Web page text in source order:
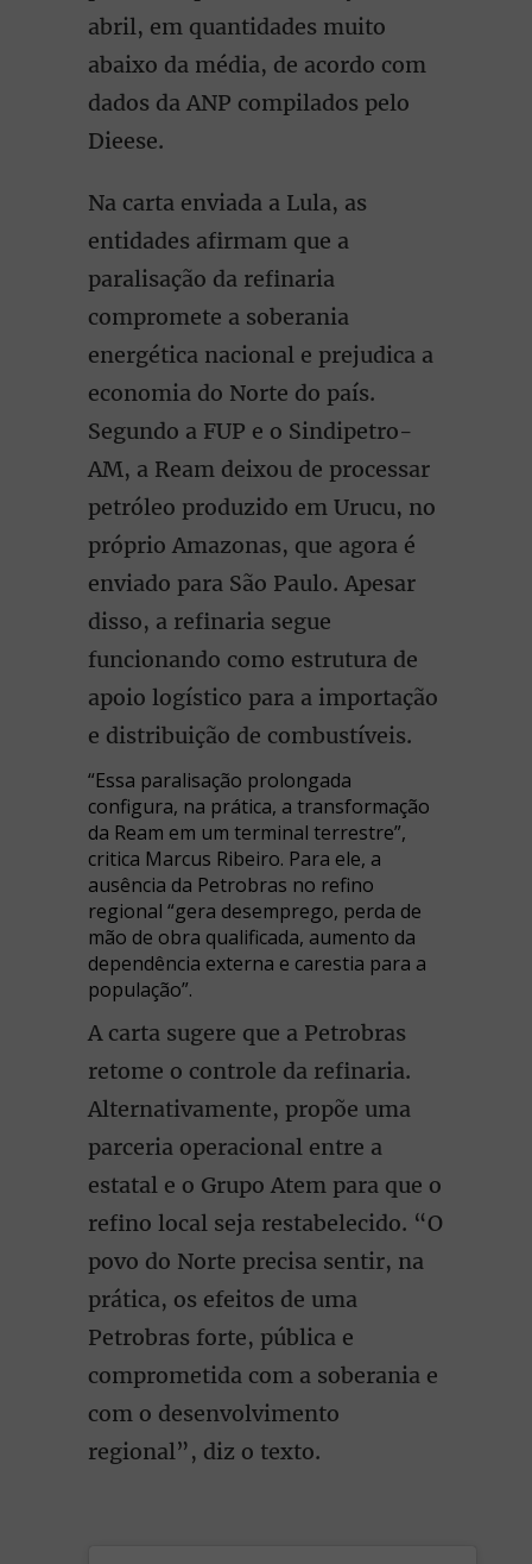
abril, em quantidades muito
abaixo da média, de acordo com
dados da ANP compilados pelo
Dieese.
Na carta enviada a Lula, as
entidades afirmam que a
paralisação da refinaria
compromete a soberania
energética nacional e prejudica a
economia do Norte do país.
Segundo a FUP e o Sindipetro-
AM, a Ream deixou de processar
petróleo produzido em Urucu, no
próprio Amazonas, que agora é
enviado para São Paulo. Apesar
disso, a refinaria segue
funcionando como estrutura de
apoio logístico para a importação
e distribuição de combustíveis.
“Essa paralisação prolongada
configura, na prática, a transformação
da Ream em um terminal terrestre”,
critica Marcus Ribeiro. Para ele, a
ausência da Petrobras no refino
regional “gera desemprego, perda de
mão de obra qualificada, aumento da
dependência externa e carestia para a
população”.
A carta sugere que a Petrobras
retome o controle da refinaria.
Alternativamente, propõe uma
parceria operacional entre a
estatal e o Grupo Atem para que o
refino local seja restabelecido. “O
povo do Norte precisa sentir, na
prática, os efeitos de uma
Petrobras forte, pública e
comprometida com a soberania e
com o desenvolvimento
regional”, diz o texto.